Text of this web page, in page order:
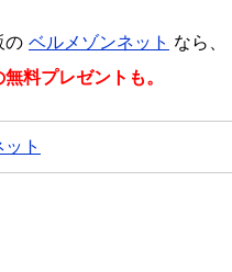
の ベルメゾンネット なら、
料プレゼントも。